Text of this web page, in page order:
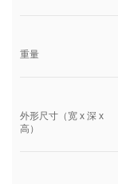
重量
外形尺寸（宽 x 深 x
高）